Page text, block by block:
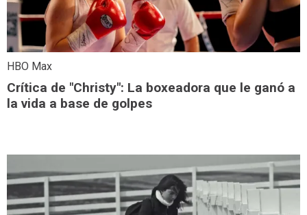
HBO Max
Crítica de "Christy": La boxeadora que le ganó a
la vida a base de golpes